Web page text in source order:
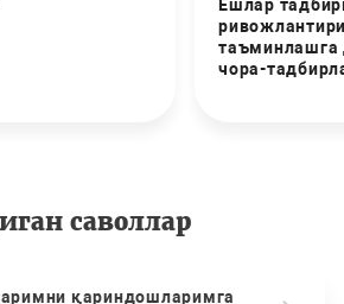
Ёшлар
чора-
саволлар
қариндошларимга